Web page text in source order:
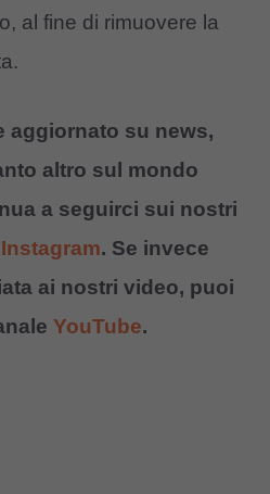
al fine di rimuovere la
aggiornato su news,
altro sul mondo
a seguirci sui nostri
Instagram. Se invece
ai nostri video, puoi
YouTube.